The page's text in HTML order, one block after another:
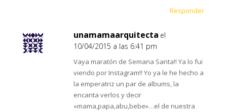
Responder
unamamaarquitecta el
10/04/2015 a las 6:41 pm
Vaya maratón de Semana Santa!! Ya lo fui
viendo por Instagram!! Yo ya le he hecho a
la emperatriz un par de albums, la
encanta verlos y decir
«mama,papa,abu,bebe»…el de nuestra